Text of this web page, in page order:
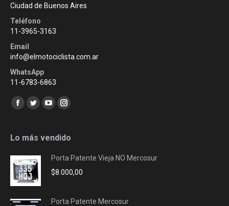
Ciudad de Buenos Aires
Teléfono
11-3965-3163
Email
info@elmotociclista.com.ar
WhatsApp
11-6783-6863
Encuéntranos en:
Facebook
opens
new
window
Twitter
opens
new
window
YouTube
opens
new
window
Instagram
opens
new
window
Lo más vendido
Porta Patente Vieja NO Mercosur
$8.000,00
Porta Patente Mercosur